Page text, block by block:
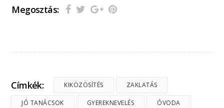
Megosztás:
Címkék: KIKÖZÖSÍTÉS ZAKLATÁS
JÓ TANÁCSOK GYEREKNEVELÉS ÓVODA